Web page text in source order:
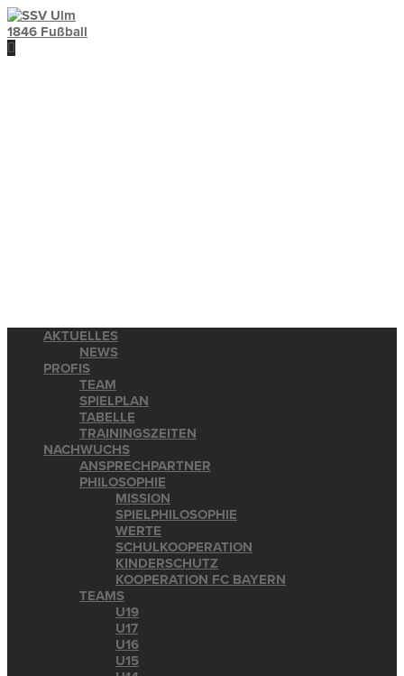
AKTUELLES
NEWS
PROFIS
TEAM
SPIELPLAN
TABELLE
TRAININGSZEITEN
NACHWUCHS
ANSPRECHPARTNER
PHILOSOPHIE
MISSION
SPIELPHILOSOPHIE
WERTE
SCHULKOOPERATION
KINDERSCHUTZ
KOOPERATION FC BAYERN
TEAMS
U19
U17
U16
U15